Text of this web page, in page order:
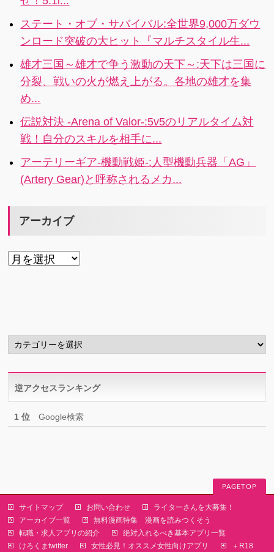
う！
RPGが、スマ
ートフォンで
甦る！
派手な演出を
好きな画面で
体験しよう！
ステート・オブ・サバイバル:全世界9,000万ダウ
ンロード突破の大ヒット『マルチスタイル生...
雄才三国～雄才で争う激動の天下～:天下は三国に
分裂、戦いの火が燃え上がる。各地の雄才を集
め...
伝説対決 -Arena of Valor-:5v5のリアルタイム対
戦！自分のスキルを相手に...
アーテリーギア-機動戦姫-:人型機動兵器「AG」
(Artery Gear)と呼称されるメカ...
アーカイブ
ア
カ
テ
リ
ー逆アクセスランキング
1 位 Google検索
PAGETOP
サイトマップ お問い合わせ
ライターさんを大募集！
アーカイブ一覧
無料漫画特集 漫画を読みつくそう
転職・求人アプリの紹介
絶対入れるべき基本アプリ一覧
けろくまtwitter
女性必見！オススメ女性向けアプリ ＋R18